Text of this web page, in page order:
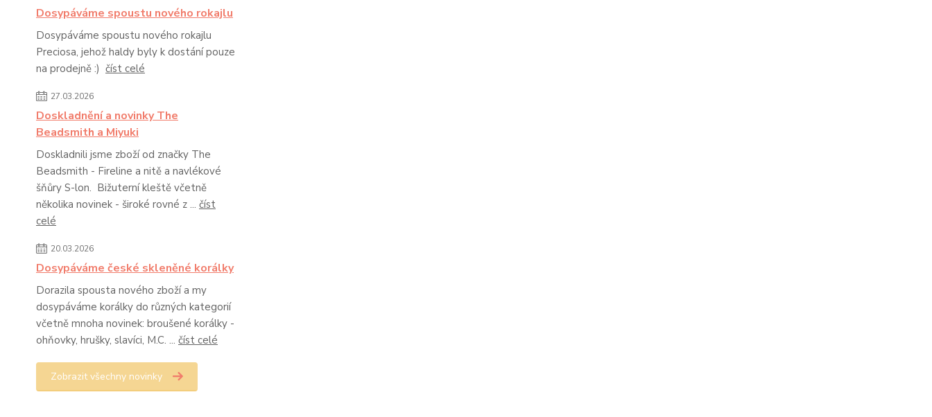
Dosypáváme spoustu nového rokajlu
Dosypáváme spoustu nového rokajlu
Preciosa, jehož haldy byly k dostání pouze
na prodejně :) číst celé
27.03.2026
Doskladnění a novinky The
Beadsmith a Miyuki
Doskladnili jsme zboží od značky The
Beadsmith - Fireline a nitě a navlékové
šňůry S-lon. Bižuterní kleště včetně
několika novinek - široké rovné z ... číst
celé
20.03.2026
Dosypáváme české skleněné korálky
Dorazila spousta nového zboží a my
dosypáváme korálky do různých kategorií
včetně mnoha novinek: broušené korálky -
ohňovky, hrušky, slavíci, M.C. ... číst celé
Zobrazit všechny novinky